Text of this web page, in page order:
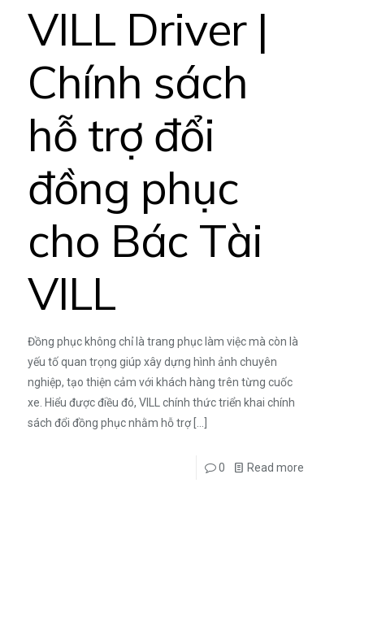
VILL Driver |
Chính sách
hỗ trợ đổi
đồng phục
cho Bác Tài
VILL
Đồng phục không chỉ là trang phục làm việc mà còn là
yếu tố quan trọng giúp xây dựng hình ảnh chuyên
nghiệp, tạo thiện cảm với khách hàng trên từng cuốc
xe. Hiểu được điều đó, VILL chính thức triển khai chính
sách đổi đồng phục nhằm hỗ trợ[…]
0 Read more